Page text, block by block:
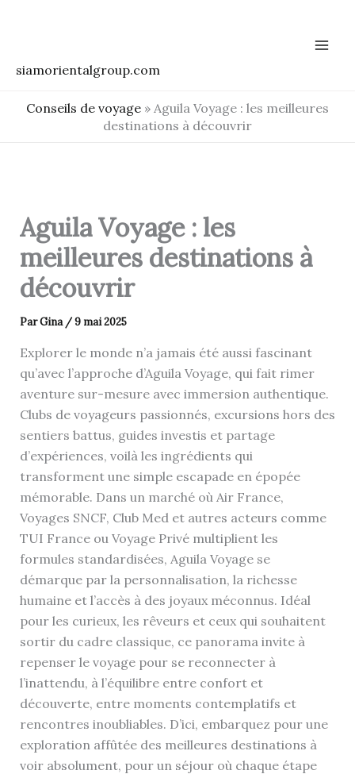
siamorientalgroup.com
Conseils de voyage » Aguila Voyage : les meilleures
destinations à découvrir
Aguila Voyage : les
meilleures destinations à
découvrir
ParGina /9 mai 2025
Explorer le monde n’a jamais été aussi fascinant
qu’avec l’approche d’Aguila Voyage, qui fait rimer
aventure sur-mesure avec immersion authentique.
Clubs de voyageurs passionnés, excursions hors des
sentiers battus, guides investis et partage
d’expériences, voilà les ingrédients qui
transforment une simple escapade en épopée
mémorable. Dans un marché où Air France,
Voyages SNCF, Club Med et autres acteurs comme
TUI France ou Voyage Privé multiplient les
formules standardisées, Aguila Voyage se
démarque par la personnalisation, la richesse
humaine et l’accès à des joyaux méconnus. Idéal
pour les curieux, les rêveurs et ceux qui souhaitent
sortir du cadre classique, ce panorama invite à
repenser le voyage pour se reconnecter à
l’inattendu, à l’équilibre entre confort et
découverte, entre moments contemplatifs et
rencontres inoubliables. D’ici, embarquez pour une
exploration affûtée des meilleures destinations à
voir absolument, pour un séjour où chaque étape